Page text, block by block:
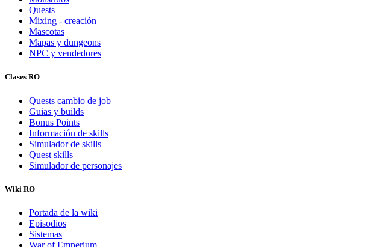
Quests
Mixing - creación
Mascotas
Mapas y dungeons
NPC y vendedores
Clases RO
Quests cambio de job
Guias y builds
Bonus Points
Información de skills
Simulador de skills
Quest skills
Simulador de personajes
Wiki RO
Portada de la wiki
Episodios
Sistemas
War of Emperium